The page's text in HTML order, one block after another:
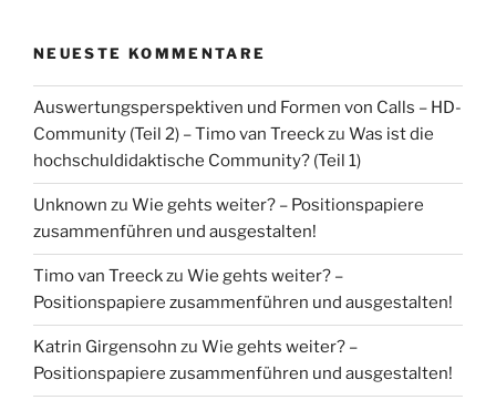
NEUESTE KOMMENTARE
Auswertungsperspektiven und Formen von Calls – HD-
Community (Teil 2) – Timo van Treeckzu Was ist die
hochschuldidaktische Community? (Teil 1)
Unknown zu Wie gehts weiter? – Positionspapiere
zusammenführen und ausgestalten!
Timo van Treeckzu Wie gehts weiter? –
Positionspapiere zusammenführen und ausgestalten!
Katrin Girgensohn zu Wie gehts weiter? –
Positionspapiere zusammenführen und ausgestalten!